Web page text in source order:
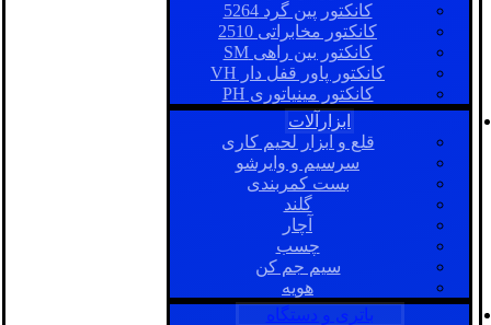
کانکتور پین گرد 5264
کانکتور مخابراتی 2510
کانکتور بین راهی SM
کانکتور پاور قفل دار VH
کانکتور مینیاتوری PH
ابزارآلات
قلع و ابزار لحیم کاری
سرسیم و وایرشو
بست کمربندی
گلند
آچار
چسب
سیم جم کن
هویه
باتری و دستگاه